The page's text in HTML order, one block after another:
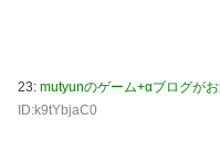
23: mutyunのゲーム+αブログがお
ID:k9tYbjaC0